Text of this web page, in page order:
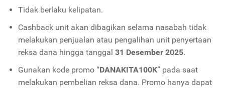
Tidak berlaku kelipatan.
Cashback unit akan dibagikan selama nasabah tidak
melakukan penjualan atau pengalihan unit penyertaan
reksa dana hingga tanggal 31 Desember 2025.
Gunakan kode promo “DANAKITA100K” pada saat
melakukan pembelian reksa dana. Promo hanya dapat